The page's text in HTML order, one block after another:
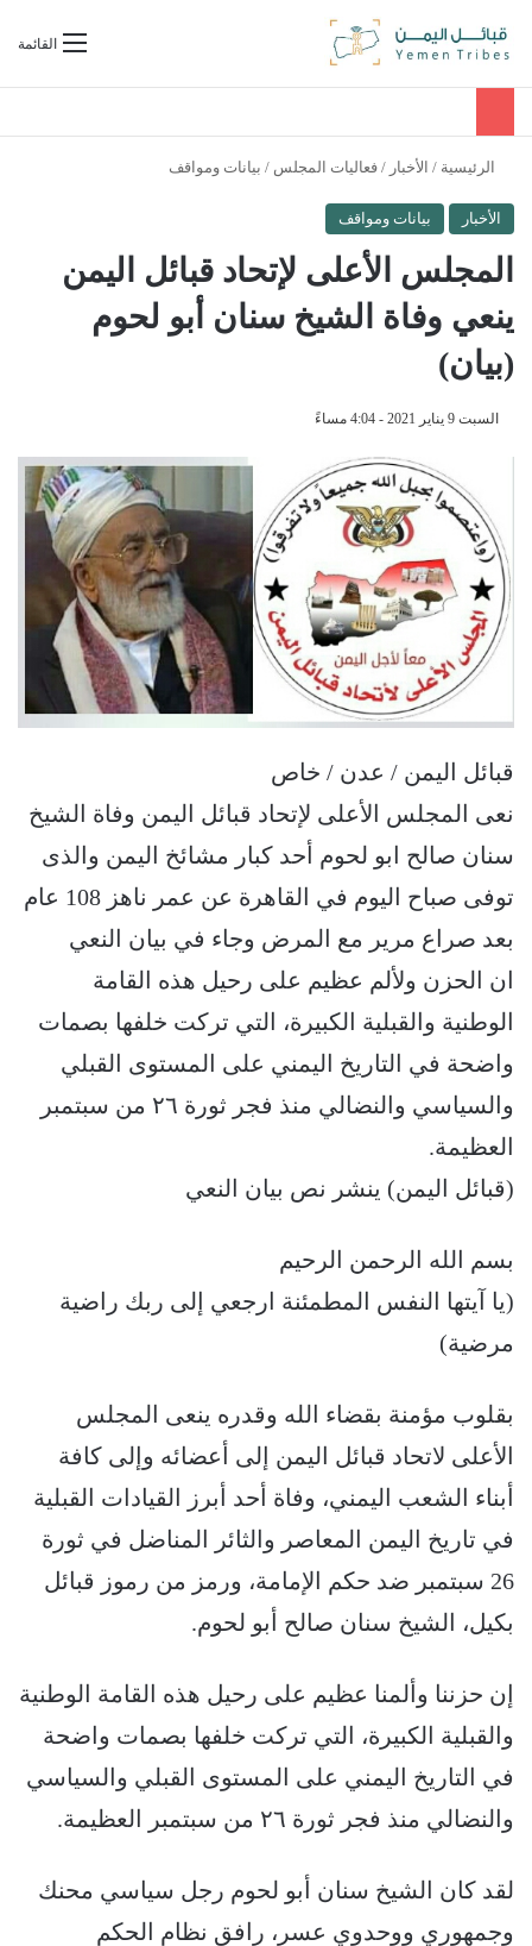
القائمةبحث عن
الرئيسية / الأخبار / فعاليات المجلس / بيانات ومواقف
الأخبار بيانات ومواقف
المجلس الأعلى لإتحاد قبائل اليمن
ينعي وفاة الشيخ سنان أبو لحوم
(بيان)
السبت 9 يناير 2021 - 4:04 مساءً
قبائل اليمن / عدن / خاص
نعى المجلس الأعلى لإتحاد قبائل اليمن وفاة الشيخ
سنان صالح ابو لحوم أحد كبار مشائخ اليمن والذى
توفى صباح اليوم في القاهرة عن عمر ناهز 108 عام
بعد صراع مرير مع المرض وجاء في بيان النعي
ان الحزن ولألم عظيم على رحيل هذه القامة
الوطنية والقبلية الكبيرة، التي تركت خلفها بصمات
واضحة في التاريخ اليمني على المستوى القبلي
والسياسي والنضالي منذ فجر ثورة ٢٦ من سبتمبر
العظيمة.
(قبائل اليمن) ينشر نص بيان النعي
بسم الله الرحمن الرحيم
(يا آيتها النفس المطمئنة ارجعي إلى ربك راضية
مرضية)
بقلوب مؤمنة بقضاء الله وقدره ينعى المجلس
الأعلى لاتحاد قبائل اليمن إلى أعضائه وإلى كافة
أبناء الشعب اليمني، وفاة أحد أبرز القيادات القبلية
في تاريخ اليمن المعاصر والثائر المناضل في ثورة
26 سبتمبر ضد حكم الإمامة، ورمز من رموز قبائل
بكيل، الشيخ سنان صالح أبو لحوم.
إن حزننا وألمنا عظيم على رحيل هذه القامة الوطنية
والقبلية الكبيرة، التي تركت خلفها بصمات واضحة
في التاريخ اليمني على المستوى القبلي والسياسي
والنضالي منذ فجر ثورة ٢٦ من سبتمبر العظيمة.
لقد كان الشيخ سنان أبو لحوم رجل سياسي محنك
وجمهوري ووحدوي عسر، رافق نظام الحكم